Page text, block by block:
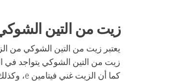
زيت من التين
يعتبر زيت من التين الشوكي من
زيت من التين الشوكي يتواجد في
كما أن الزيت غني فيتامين e، وكذلك